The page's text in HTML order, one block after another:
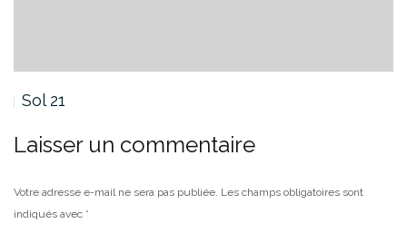
Sol 20
Laisser un commentaire
Votre adresse e-mail ne sera pas publiée. Les champs obligatoires sont
indiqués avec *